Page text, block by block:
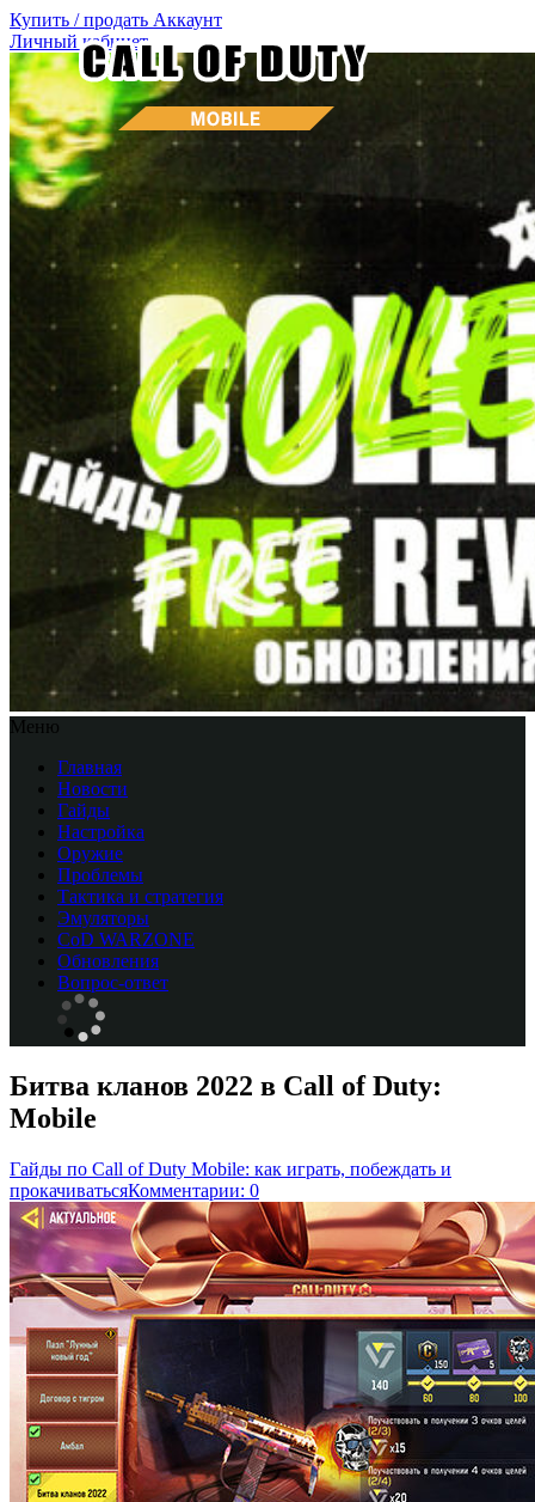
Купить / продать Аккаунт
Личный кабинет
Меню
Главная
Новости
Гайды
Настройка
Оружие
Проблемы
Тактика и стратегия
Эмуляторы
CоD WARZONE
Обновления
Вопрос-ответ
Битва кланов 2022 в Call of Duty:
Mobile
Гайды по Call of Duty Mobile: как играть, побеждать и
прокачиватьсяКомментарии: 0